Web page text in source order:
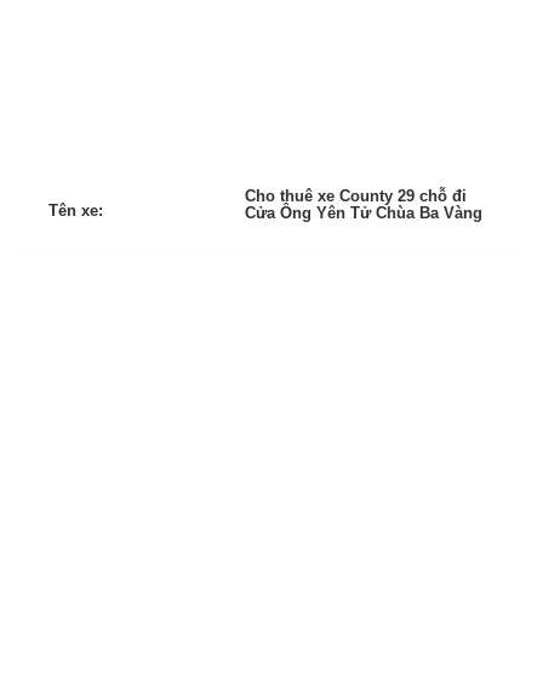
Tên xe:
Cho thuê xe County 29 chỗ đi
Cửa Ông Yên Tử Chùa Ba Vàng